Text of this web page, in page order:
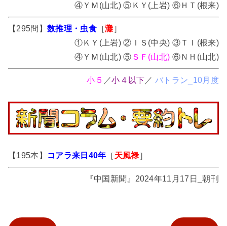
④ＹＭ(山北) ⑤ＫＹ(上岩) ⑥ＨＴ(根来)
【295問】 数推理・虫食［灘］
①ＫＹ(上岩) ②ＩＳ(中央) ③ＴＩ(根来)
④ＹＭ(山北) ⑤ ＳＦ(山北) ⑥ＮＨ(山北)
小５ ／小４以下 ／バトラン_10月度
【195本】 コアラ来日40年 ［ 天風禄］
『中国新聞』2024年11月17日_朝刊